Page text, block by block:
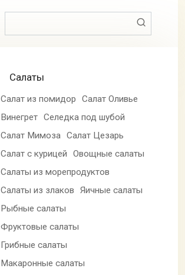
Салаты
Салат из помидор
Салат Оливье
Винегрет Селедка под шубой
Салат Мимоза Салат Цезарь
Салат с курицей
Овощные салаты
Салаты из морепродуктов
Салаты из злаков
Яичные салаты
Рыбные салаты
Фруктовые салаты
Грибные салаты
Макаронные салаты